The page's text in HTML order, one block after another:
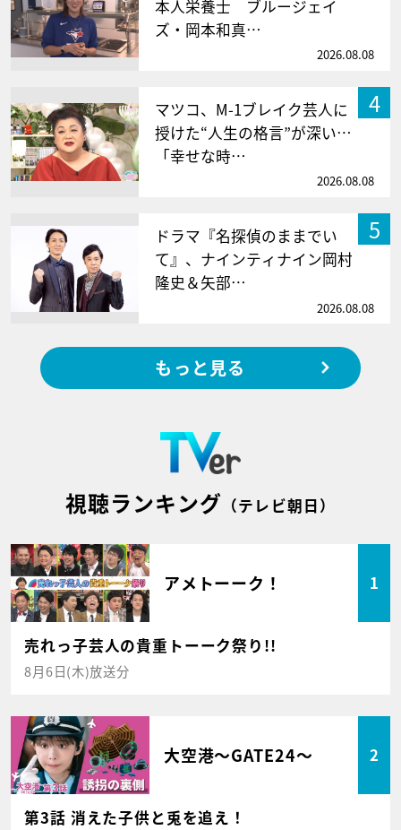
本人栄養士 ブルージェイ
ズ・岡本和真…
2026.08.08
4
マツコ、M-1ブレイク芸人に
授けた“人生の格言”が深い…
「幸せな時…
2026.08.08
5
ドラマ『名探偵のままでい
て』、ナインティナイン岡村
隆史＆矢部…
2026.08.08
もっと見る
視聴ランキング （テレビ朝日）
アメトーーク！ 1
売れっ子芸人の貴重トーーク祭り!!
8月6日(木)放送分
大空港～GATE24～ 2
第3話 消えた子供と兎を追え！